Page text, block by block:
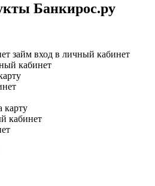
Банкирос.ру
займ вход в личный кабинет
кабинет
карту
кабинет